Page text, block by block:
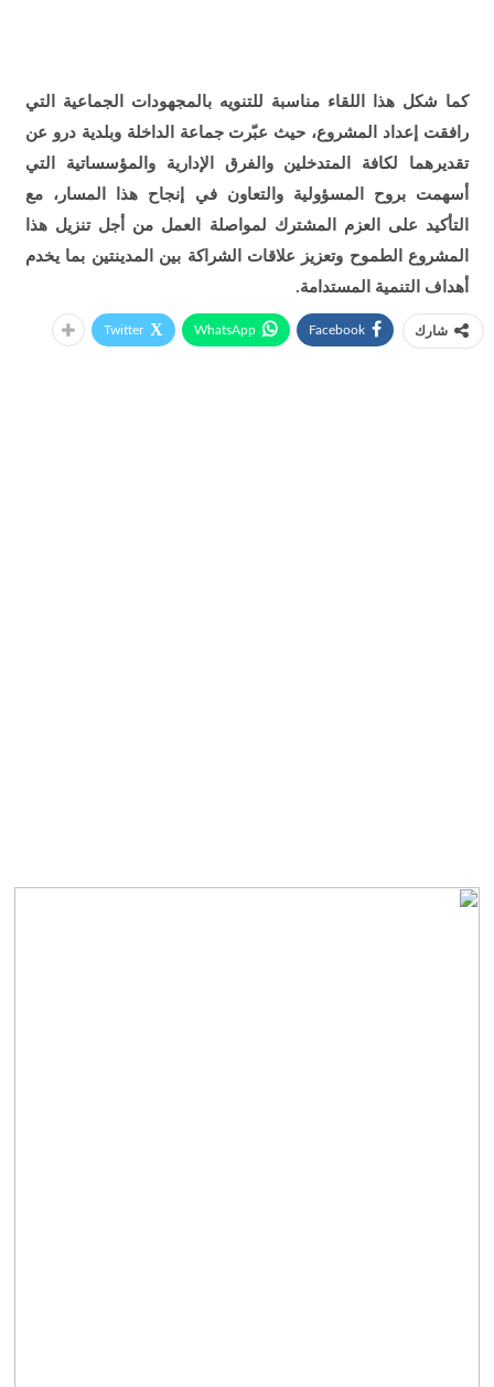
كما شكل هذا اللقاء مناسبة للتنويه بالمجهودات الجماعية التي
رافقت إعداد المشروع، حيث عبّرت جماعة الداخلة وبلدية درو عن
تقديرهما لكافة المتدخلين والفرق الإدارية والمؤسساتية التي
أسهمت بروح المسؤولية والتعاون في إنجاح هذا المسار، مع
التأكيد على العزم المشترك لمواصلة العمل من أجل تنزيل هذا
المشروع الطموح وتعزيز علاقات الشراكة بين المدينتين بما يخدم
أهداف التنمية المستدامة.
شارك Facebook
WhatsApp
Twitter